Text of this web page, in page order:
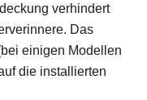
verhindert
Das
einigen Modellen
die installierten